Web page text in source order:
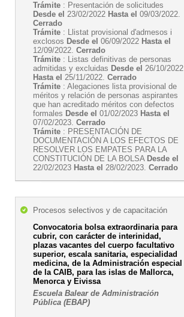
Trámite : Presentación de solicitudes
Desde el 23/02/2022 Hasta el 09/03/2022.
Cerrado
Trámite : Llistat provisional d'admesos i
exclosos Desde el 06/09/2022 Hasta el
12/09/2022. Cerrado
Trámite : Listas definitivas de personas
admitidas y excluidas Desde el 26/10/2022
Hasta el 25/11/2022. Cerrado
Trámite : Alegaciones lista provisional de
méritos y relación de personas aspirantes
que han acreditado méritos con defectos
formales Desde el 01/02/2023 Hasta el
07/02/2023. Cerrado
Trámite : PRESENTACIÓN DE
DOCUMENTACIÓN A LOS EFECTOS DE
RESOLVER LOS EMPATES PARA LA
CONSTITUCIÓN DE LA BOLSA Desde el
22/02/2023 Hasta el 28/02/2023. Cerrado
Procesos selectivos y de capacitación
Convocatoria bolsa extraordinaria para
cubrir, con carácter de interinidad,
plazas vacantes del cuerpo facultativo
superior, escala sanitaria, especialidad
medicina, de la Administración especial
de la CAIB, para las islas de Mallorca,
Menorca y Eivissa
Escuela Balear de Administración
Pública (EBAP)